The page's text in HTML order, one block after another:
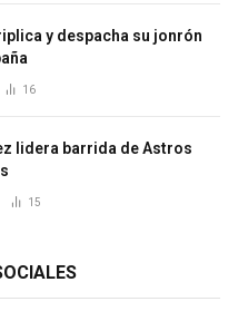
y despacha su jonrón
16
lidera barrida de Astros
15